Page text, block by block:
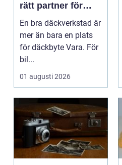
rätt partner för
säker körning året
runt
En bra däckverkstad är
mer än bara en plats
för däckbyte Vara. För
bil...
01 augusti 2026